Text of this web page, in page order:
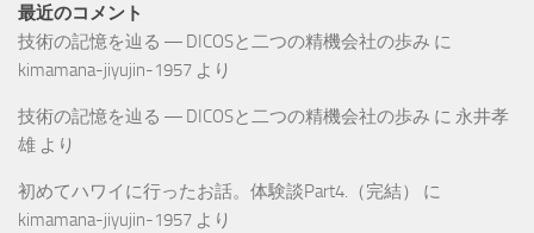
最近のコメント
技術の記憶を辿る ― DICOSと二つの精機会社の歩み に
kimamana-jiyujin-1957 より
技術の記憶を辿る ― DICOSと二つの精機会社の歩み に 永井孝
雄 より
初めてハワイに行ったお話。体験談Part4.（完結）
に
kimamana-jiyujin-1957 より